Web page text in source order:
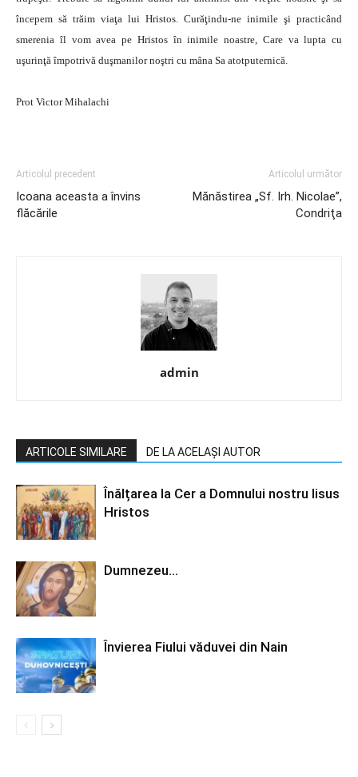
începem să trăim viaţa lui Hristos. Curăţindu-ne inimile şi practicând
smerenia îl vom avea pe Hristos în inimile noastre, Care va lupta cu
uşurinţă împotrivă duşmanilor noştri cu mâna Sa atotputernică.
Prot Victor Mihalachi
Articolul precedent
Icoana aceasta a învins
flăcările
Articolul următor
Mănăstirea „Sf. Irh. Nicolae”,
Condriţa
admin
ARTICOLE SIMILARE DE LA ACELAȘI AUTOR
Înălțarea la Cer a Domnului nostru Iisus
Hristos
Dumnezeu…
Învierea Fiului văduvei din Nain